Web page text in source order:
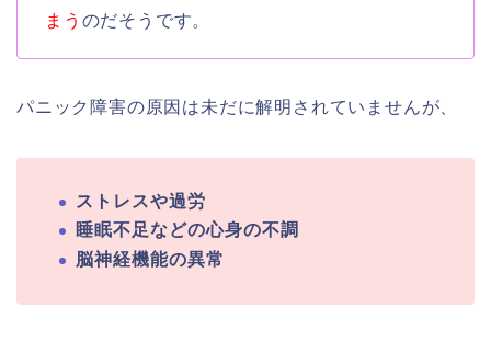
まう のだそうです。
パニック障害の原因は未だに解明されていませんが、
ストレスや過労
睡眠不足などの心身の不調
脳神経機能の異常